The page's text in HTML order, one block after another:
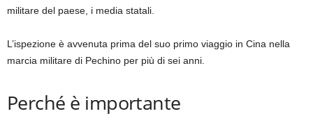
militare del paese, i media statali.
L’ispezione è avvenuta prima del suo primo viaggio in Cina nella
marcia militare di Pechino per più di sei anni.
Perché è importante